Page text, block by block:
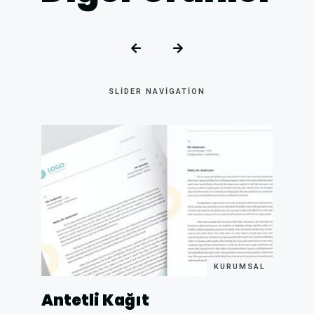
SLIDER NAVIGATION
KURUMSAL
Antetli Kağıt